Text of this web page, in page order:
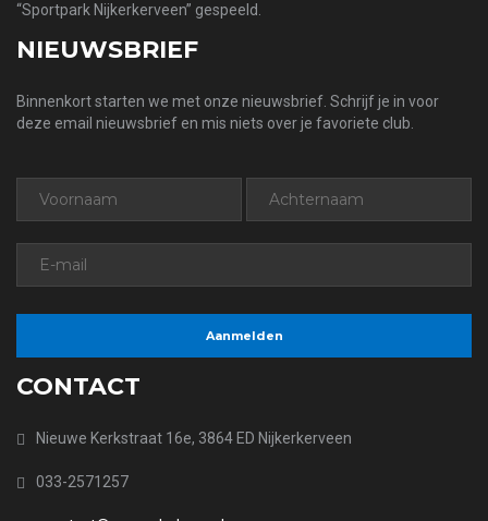
“Sportpark Nijkerkerveen” gespeeld.
NIEUWSBRIEF
Binnenkort starten we met onze nieuwsbrief. Schrijf je in voor
deze email nieuwsbrief en mis niets over je favoriete club.
CONTACT
Nieuwe Kerkstraat 16e, 3864 ED Nijkerkerveen
033-2571257